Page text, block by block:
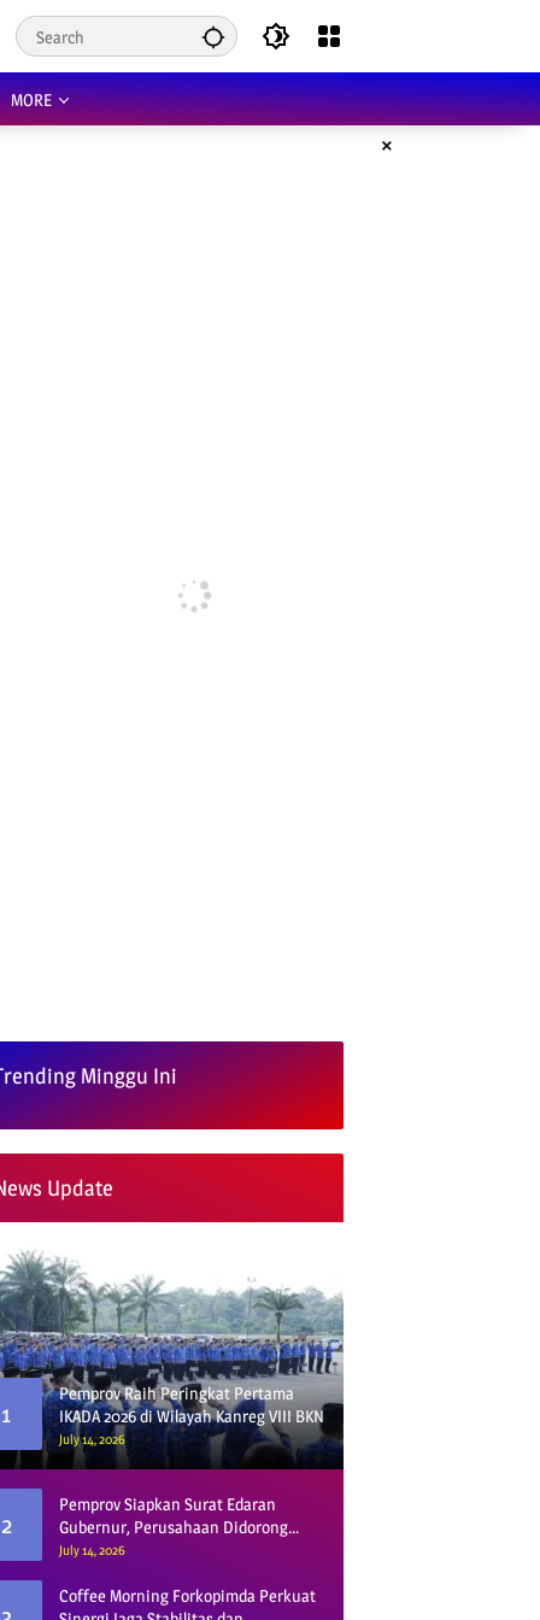
MORE
×
Minggu Ini
Update
1
Pemprov Raih Peringkat Pertama
IKADA 2026 di Wilayah Kanreg VIII BKN
July 14, 2026
2
Pemprov Siapkan Surat Edaran
Gubernur, Perusahaan Didorong
Gunakan Vendor Lokal dan Pelat KU
July 14, 2026
Coffee Morning Forkopimda Perkuat